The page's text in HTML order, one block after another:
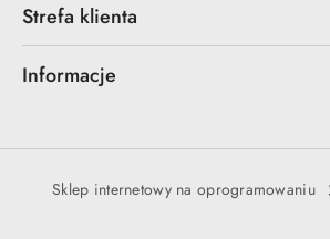
Strefa klienta
Informacje
Sklep internetowy na oprogramowaniu